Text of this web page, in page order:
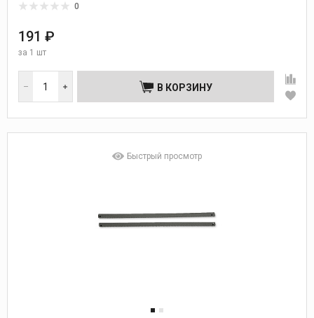
0
191 ₽
за 1 шт
В КОРЗИНУ
Быстрый просмотр